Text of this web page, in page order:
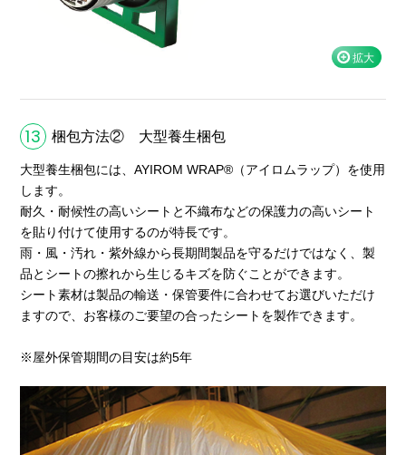
13 梱包方法② 大型養生梱包
大型養生梱包には、AYIROM WRAP®（アイロムラップ）を使用
します。
耐久・耐候性の高いシートと不織布などの保護力の高いシート
を貼り付けて使用するのが特長です。
雨・風・汚れ・紫外線から長期間製品を守るだけではなく、製
品とシートの擦れから生じるキズを防ぐことができます。
シート素材は製品の輸送・保管要件に合わせてお選びいただけ
ますので、お客様のご要望の合ったシートを製作できます。
※屋外保管期間の目安は約5年